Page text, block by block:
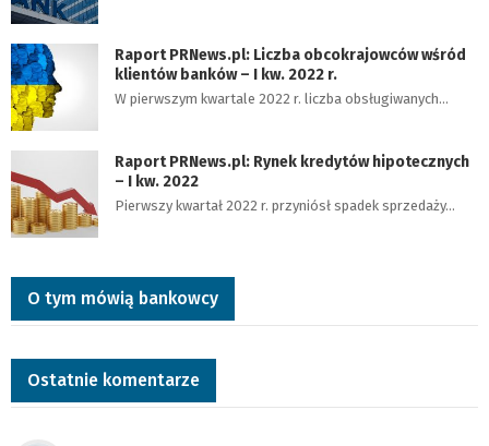
Raport PRNews.pl: Liczba obcokrajowców wśród
klientów banków – I kw. 2022 r.
W pierwszym kwartale 2022 r. liczba obsługiwanych…
Raport PRNews.pl: Rynek kredytów hipotecznych
– I kw. 2022
Pierwszy kwartał 2022 r. przyniósł spadek sprzedaży…
O tym mówią bankowcy
Ostatnie komentarze